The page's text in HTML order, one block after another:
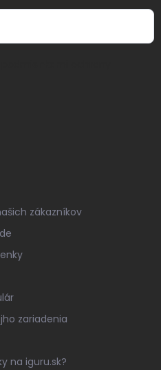
zákazníkov
zariadenia
na iguru.sk?